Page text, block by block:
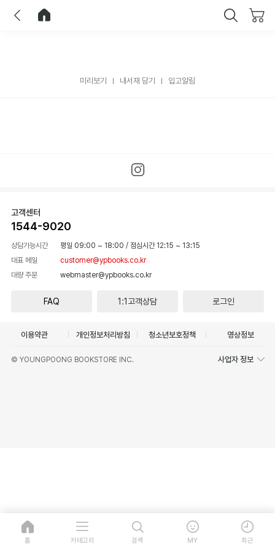
미리보기 내서재 담기 입고알림
고객센터
1544-9020
상담가능시간 평일 09:00 ~ 18:00 / 점심시간 12:15 ~ 13:15
대표 메일
customer@ypbooks.co.kr
대량 주문
webmaster@ypbooks.co.kr
FAQ 1:1고객상담 로그인
이용약관 개인정보처리방침 청소년보호정책 영상정보
© YOUNGPOONG BOOKSTORE INC. 사업자 정보
홈 카테고리 검색 MY 최근